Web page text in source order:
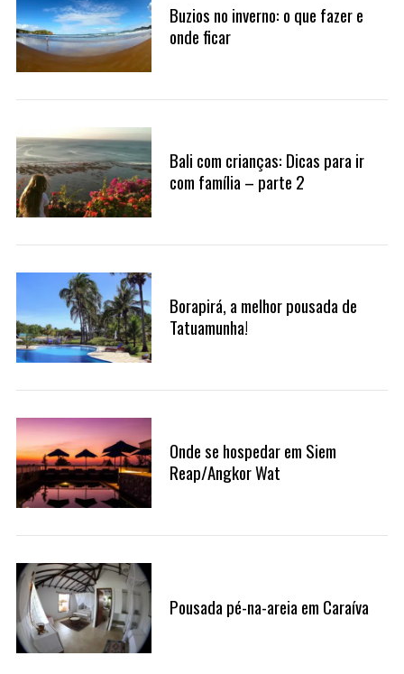
Buzios no inverno: o que fazer e
onde ficar
Bali com crianças: Dicas para ir
com família – parte 2
Borapirá, a melhor pousada de
Tatuamunha!
Onde se hospedar em Siem
Reap/Angkor Wat
Pousada pé-na-areia em Caraíva
S
e